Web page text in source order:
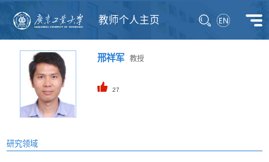
教师个人主页
邢祥军教授
27
研究领域